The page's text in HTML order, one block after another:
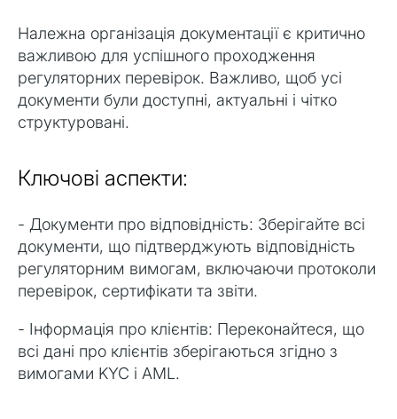
Належна організація документації є критично
важливою для успішного проходження
регуляторних перевірок. Важливо, щоб усі
документи були доступні, актуальні і чітко
структуровані.
Ключові аспекти:
- Документи про відповідність: Зберігайте всі
документи, що підтверджують відповідність
регуляторним вимогам, включаючи протоколи
перевірок, сертифікати та звіти.
- Інформація про клієнтів: Переконайтеся, що
всі дані про клієнтів зберігаються згідно з
вимогами KYC і AML.